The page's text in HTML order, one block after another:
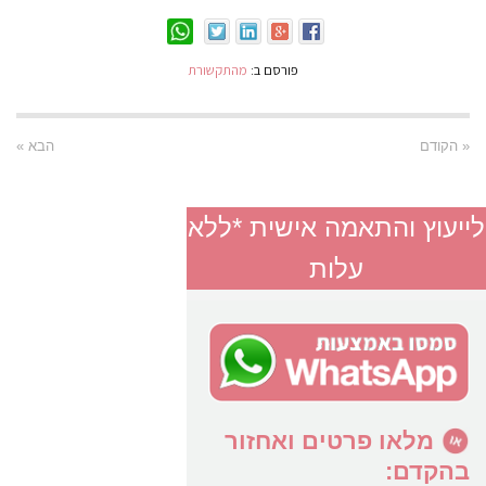
פורסם ב: מהתקשורת
« הקודם הבא »
לייעוץ והתאמה אישית *ללא
עלות
מלאו פרטים ואחזור
בהקדם: